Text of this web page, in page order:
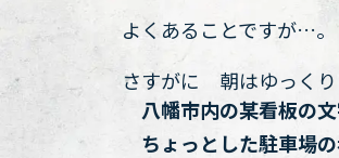
よくあることですが…。
さすがに 朝はゆっくり
八幡市内の某看板の
ちょっとした駐車場